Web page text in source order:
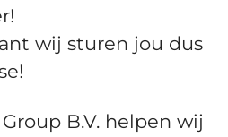
wij sturen jou dus
B.V. helpen wij